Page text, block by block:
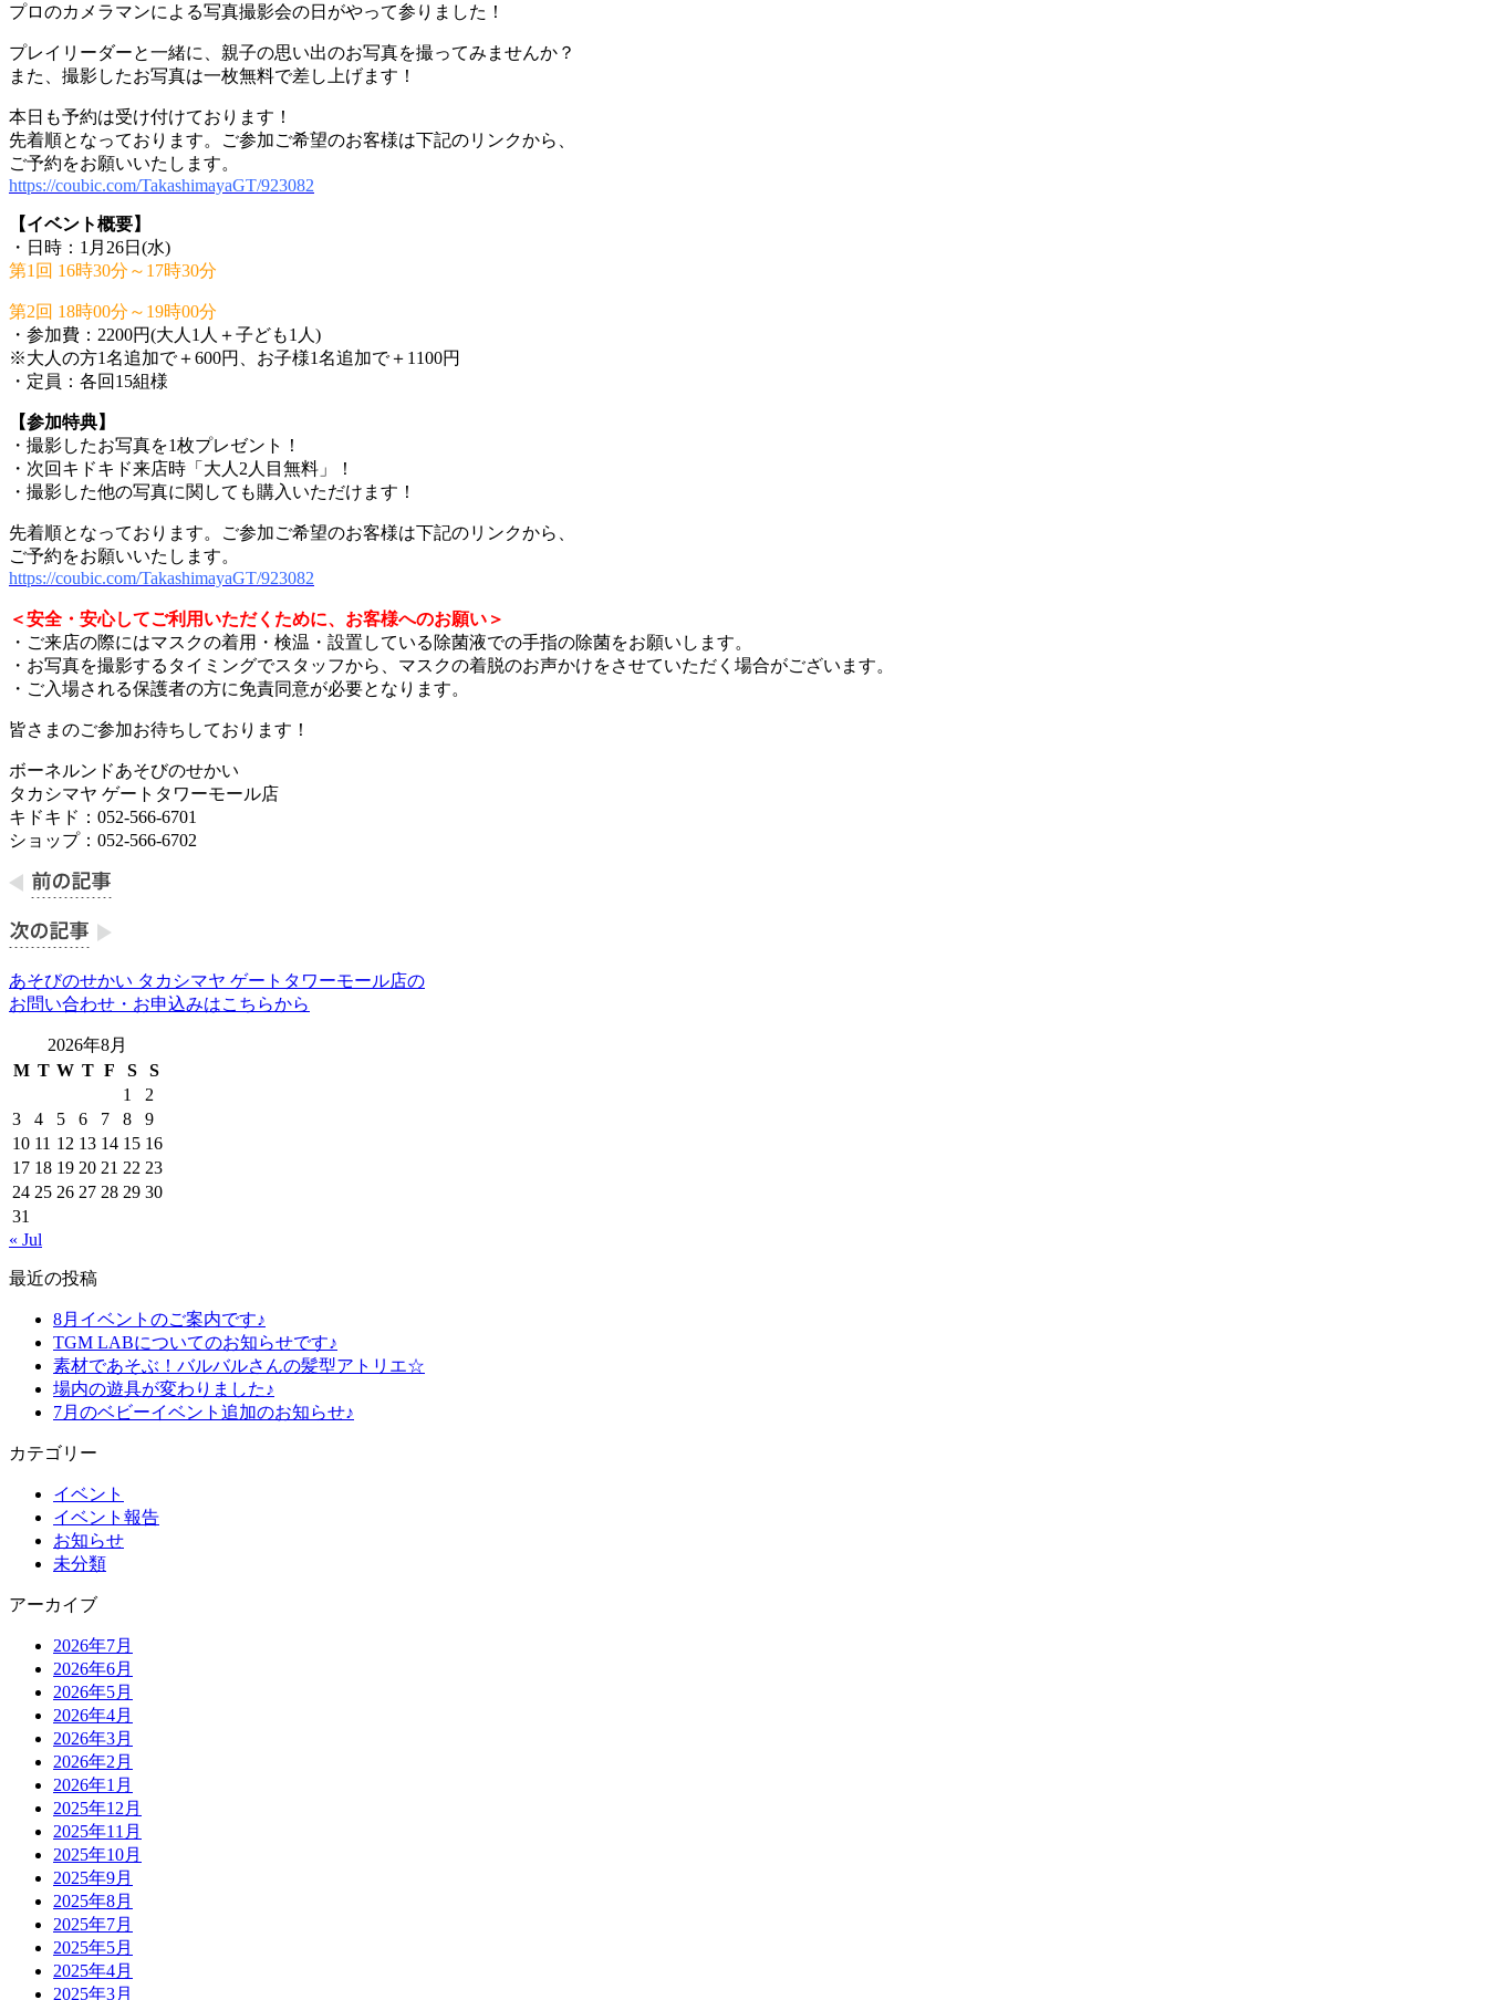
プロのカメラマンによる写真撮影会の日がやって参りました！
プレイリーダーと一緒に、親子の思い出のお写真を撮ってみませんか？
また、 撮影したお写真は一枚無料で差し上げます！
本日も予約は受け付けております！
先着順となっております。ご参加ご希望のお客様は下記のリンクから、
ご予約をお願いいたします。
https://coubic.com/TakashimayaGT/923082
【イベント概要】
・日時：1月26日(水)
第1回 16時30分～17時30分
第2回 18時00分～19時00分
・参加費：2200円(大人1人＋子ども1人)
※大人の方1名追加で＋600円、お子様1名追加で＋1100円
・定員：各回15組様
【参加特典】
・撮影したお写真を1枚プレゼント！
・次回キドキド来店時「大人2人目無料」！
・撮影した他の写真に関しても購入いただけます！
先着順となっております。ご参加ご希望のお客様は下記のリンクから、
ご予約をお願いいたします。
https://coubic.com/TakashimayaGT/923082
＜安全・安心してご利用いただくために、お客様へのお願い＞
・ご来店の際にはマスクの着用・検温・設置している除菌液での手指の除菌をお願いします。
・お写真を撮影するタイミングでスタッフから、マスクの着脱のお声かけをさせていただく場合がございます。
・ご入場される保護者の方に免責同意が必要となります。
皆さまのご参加お待ちしております！
ボーネルンドあそびのせかい
タカシマヤ ゲートタワーモール店
キドキド：052-566-6701
ショップ：052-566-6702
あそびのせかい タカシマヤ ゲートタワーモール店の
お問い合わせ・お申込みはこちらから
2026年8月
M T W T F S
S
1
2
3
4 5 6 7 8
9
10 11 12 13 14 15 16
17 18 19 20 21 22 23
24 25 26 27 28 29 30
31
« Jul
最近の投稿
8月イベントのご案内です♪
TGM LABについてのお知らせです♪
素材であそぶ！バルバルさんの髪型アトリエ☆
場内の遊具が変わりました♪
7月のベビーイベント追加のお知らせ♪
カテゴリー
イベント
イベント報告
お知らせ
未分類
アーカイブ
2026年7月
2026年6月
2026年5月
2026年4月
2026年3月
2026年2月
2026年1月
2025年12月
2025年11月
2025年10月
2025年9月
2025年8月
2025年7月
2025年5月
2025年4月
2025年3月